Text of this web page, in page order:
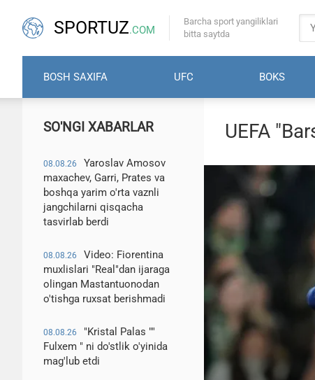
SPORTUZ.COM
Barcha sport yangiliklari
bitta saytda
BOSH SAXIFA UFC BOKS
SO'NGI XABARLAR
08.08.26
Yaroslav Amosov
maxachev, Garri, Prates va
boshqa yarim o'rta vaznli
jangchilarni qisqacha
tasvirlab berdi
08.08.26
Video: Fiorentina
muxlislari "Real"dan ijaraga
olingan Mastantuonodan
o'tishga ruxsat berishmadi
08.08.26
"Kristal Palas ""
Fulxem " ni do'stlik o'yinida
mag'lub etdi
UEFA